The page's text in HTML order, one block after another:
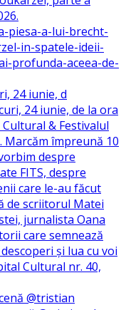
24 iunie, d
@tristian